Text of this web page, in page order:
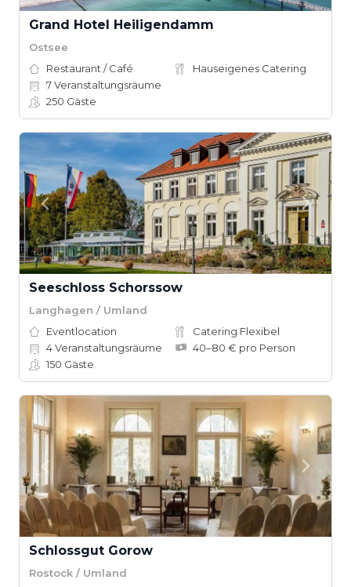
Grand Hotel Heiligendamm
Ostsee
Restaurant / Café
Hauseigenes Catering
7Veranstaltungsräume
250 Gäste
Seeschloss Schorssow
Langhagen / Umland
Eventlocation
Catering Flexibel
4Veranstaltungsräume
40–80 € pro Person
150 Gäste
Schlossgut Gorow
Rostock / Umland